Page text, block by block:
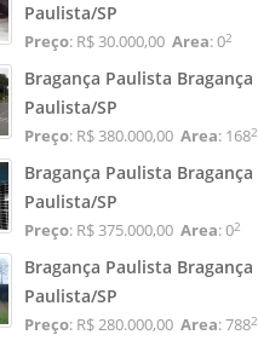
Paulista/SP
Preço: R$ 30.000,00 Area: 02
Bragança Paulista Bragança
Paulista/SP
Preço: R$ 380.000,00 Area: 1682
Bragança Paulista Bragança
Paulista/SP
Preço: R$ 375.000,00 Area: 02
Bragança Paulista Bragança
Paulista/SP
Preço: R$ 280.000,00 Area: 7882